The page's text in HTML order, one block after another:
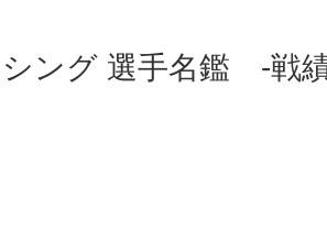
ング 選手名鑑 -戦